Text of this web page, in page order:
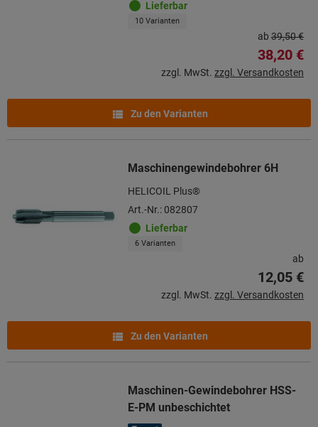
Lieferbar
10 Varianten
ab 39,50 €
38,20 €
zzgl. MwSt. zzgl. Versandkosten
Zu den Varianten
Maschinengewindebohrer 6H
HELICOIL Plus®
Art.-Nr.: 082807
Lieferbar
6 Varianten
ab
12,05 €
zzgl. MwSt. zzgl. Versandkosten
Zu den Varianten
Maschinen-Gewindebohrer HSS-
E-PM unbeschichtet